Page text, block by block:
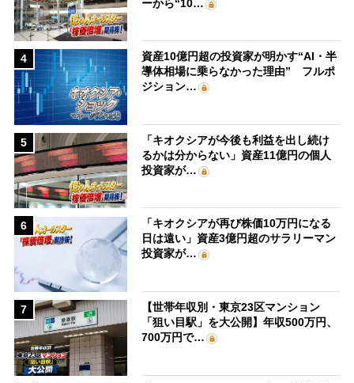
ーから“10…
4
資産10億円超の投資家が明かす“AI・半
導体相場に乗らなかった理由” フルポ
ジション…
5
「キオクシアが今後も利益を出し続け
るかは分からない」資産11億円の個人
投資家が…
6
「キオクシアが再び株価10万円になる
日は遠い」資産3億円超のサラリーマン
投資家が…
7
【世帯年収別・東京23区マンション
「狙い目駅」を大公開】年収500万円、
700万円で…